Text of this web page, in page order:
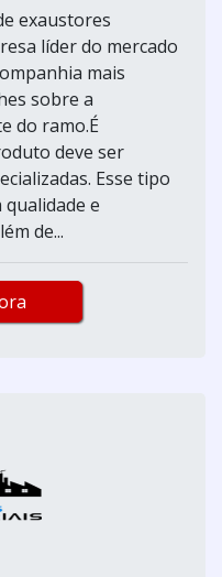
exaustores
líder do mercado
mais
sobre a
do ramo.É
deve ser
Esse tipo
e
de...